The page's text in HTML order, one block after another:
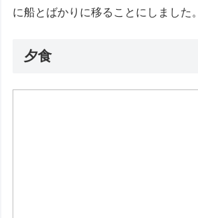
に船とばかりに移ることにしました。
夕食